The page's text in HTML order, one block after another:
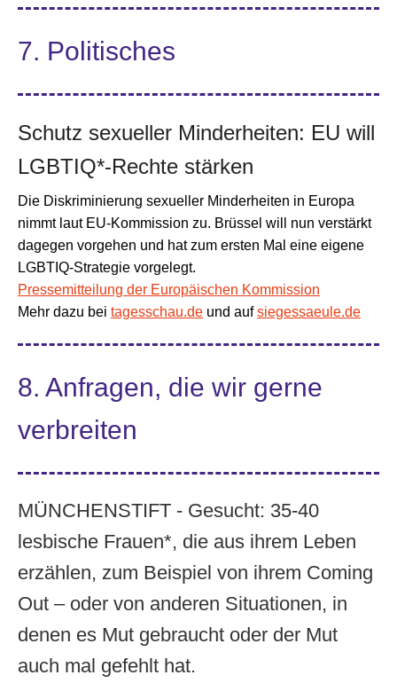
7. Politisches
Schutz sexueller Minderheiten: EU will
LGBTIQ*-Rechte stärken
Die Diskriminierung sexueller Minderheiten in Europa
nimmt laut EU-Kommission zu. Brüssel will nun verstärkt
dagegen vorgehen und hat zum ersten Mal eine eigene
LGBTIQ-Strategie vorgelegt.
Pressemitteilung der Europäischen Kommission
Mehr dazu bei tagesschau.de und aufsiegessaeule.de
8. Anfragen, die wir gerne
verbreiten
MÜNCHENSTIFT - Gesucht: 35-40
lesbische Frauen*, die aus ihrem Leben
erzählen, zum Beispiel von ihrem Coming
Out – oder von anderen Situationen, in
denen es Mut gebraucht oder der Mut
auch mal gefehlt hat.